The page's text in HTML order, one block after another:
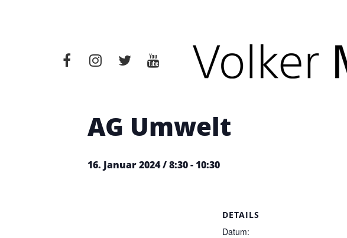
Diese Veranstaltung hat bereits
AG Umwelt
16. Januar 2024 / 8:30-10:30
DETAILS
Datum: